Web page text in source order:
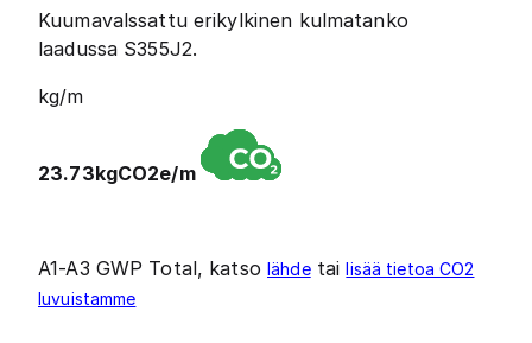
Kuumavalssattu erikylkinen kulmatanko
laadussa S355J2.
kg/m
23.73kgCO2e/m
A1-A3 GWP Total, katsolähdetailisää tietoa CO2
luvuistamme